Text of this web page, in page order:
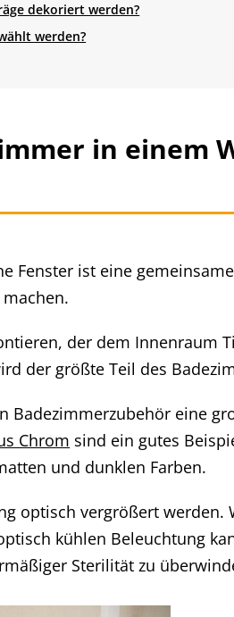
dekoriert werden?
werden?
in einem
Fenster ist eine
der dem Innenraum
der größte Teil des
Badezimmerzubehör eine
Chrom sind ein gutes
und dunklen Farben.
optisch vergrößert
kühlen Beleuchtung
Sterilität zu